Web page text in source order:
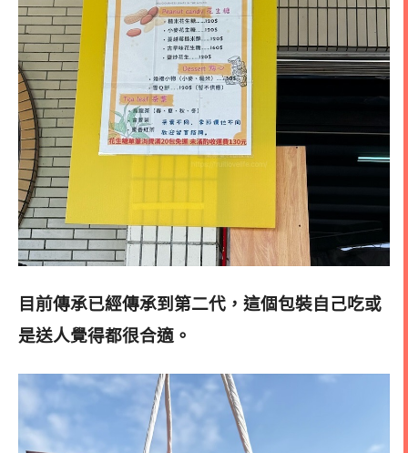
目前傳承已經傳承到第二代，這個包裝自己吃或
是送人覺得都很合適。